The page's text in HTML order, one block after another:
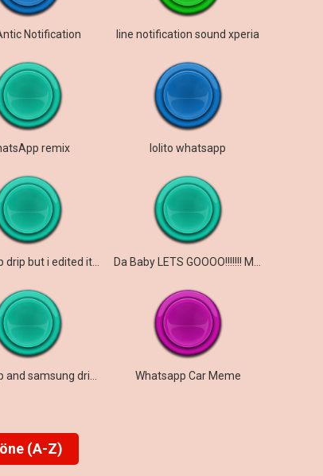
Notification line notification sound xperia
remix lolito whatsapp
Whatsapp Car Meme
(A-Z)